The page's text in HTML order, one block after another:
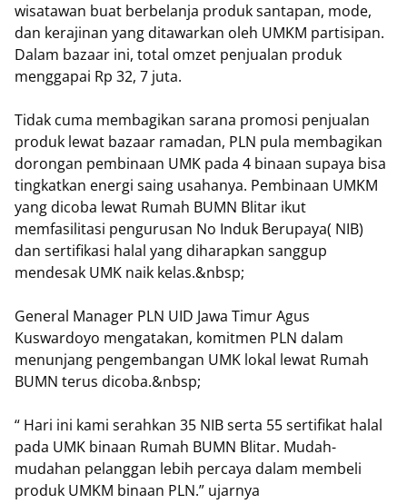
wisatawan buat berbelanja produk santapan, mode,
dan kerajinan yang ditawarkan oleh UMKM partisipan.
Dalam bazaar ini, total omzet penjualan produk
menggapai Rp 32, 7 juta.
Tidak cuma membagikan sarana promosi penjualan
produk lewat bazaar ramadan, PLN pula membagikan
dorongan pembinaan UMK pada 4 binaan supaya bisa
tingkatkan energi saing usahanya. Pembinaan UMKM
yang dicoba lewat Rumah BUMN Blitar ikut
memfasilitasi pengurusan No Induk Berupaya( NIB)
dan sertifikasi halal yang diharapkan sanggup
mendesak UMK naik kelas.&nbsp;
General Manager PLN UID Jawa Timur Agus
Kuswardoyo mengatakan, komitmen PLN dalam
menunjang pengembangan UMK lokal lewat Rumah
BUMN terus dicoba.&nbsp;
“ Hari ini kami serahkan 35 NIB serta 55 sertifikat halal
pada UMK binaan Rumah BUMN Blitar. Mudah-
mudahan pelanggan lebih percaya dalam membeli
produk UMKM binaan PLN.” ujarnya